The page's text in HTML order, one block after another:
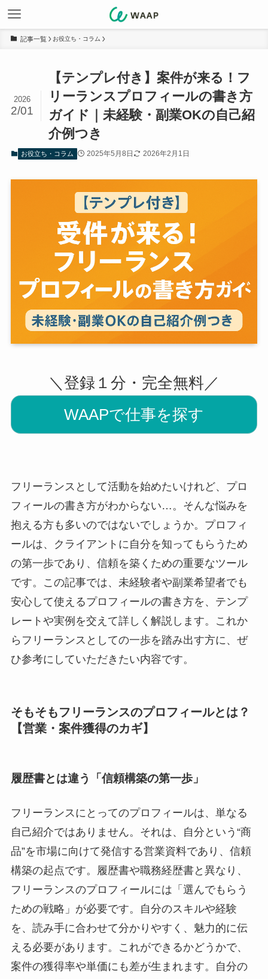
お役立ち・コラム
【テンプレ付き】案件が来る！フ
リーランスプロフィールの書き方
ガイド｜未経験・副業OKの自己紹
介例つき
2026
2/01
お役立ち・コラム 2025年5月8日 2026年2月1日
＼登録１分・完全無料／
WAAPで仕事を探す
フリーランスとして活動を始めたいけれど、プロ
フィールの書き方がわからない…。そんな悩みを
抱える方も多いのではないでしょうか。プロフィ
ールは、クライアントに自分を知ってもらうため
の第一歩であり、信頼を築くための重要なツール
です。この記事では、未経験者や副業希望者でも
安心して使えるプロフィールの書き方を、テンプ
レートや実例を交えて詳しく解説します。これか
らフリーランスとしての一歩を踏み出す方に、ぜ
ひ参考にしていただきたい内容です。
そもそもフリーランスのプロフィールとは？
【営業・案件獲得のカギ】
履歴書とは違う「信頼構築の第一歩」
フリーランスにとってのプロフィールは、単なる
自己紹介ではありません。それは、自分という“商
品”を市場に向けて発信する営業資料であり、信頼
構築の起点です。履歴書や職務経歴書と異なり、
フリーランスのプロフィールには「選んでもらう
ための戦略」が必要です。自分のスキルや経験
を、読み手に合わせて分かりやすく、魅力的に伝
える必要があります。これができるかどうかで、
案件の獲得率や単価にも差が生まれます。自分の